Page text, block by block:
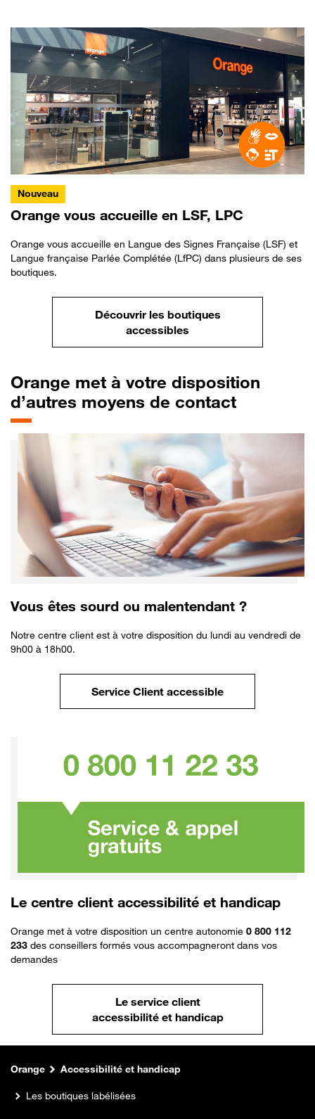
Nouveau
Orange vous accueille en LSF, LPC
Orange vous accueille en Langue des Signes Française (LSF) et
Langue française Parlée Complétée (LfPC) dans plusieurs de ses
boutiques.
Découvrir les boutiques
accessibles
Orange met à votre disposition
d’autres moyens de contact
Vous êtes sourd ou malentendant ?
Notre centre client est à votre disposition du lundi au vendredi de
9h00 à 18h00.
Service Client accessible
Le centre client accessibilité et handicap
Orange met à votre disposition un centre autonomie 0 800 112
233 des conseillers formés vous accompagneront dans vos
demandes
Le service client
accessibilité et handicap
Orange Accessibilité et handicap
Les boutiques labélisées